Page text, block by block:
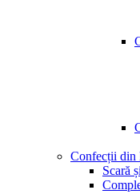
Confecții din
Scară